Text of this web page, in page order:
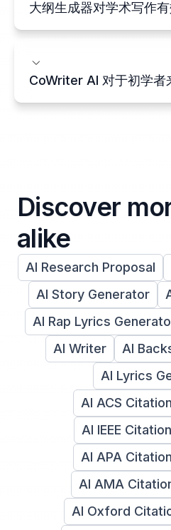
大纲生成器对学术写作有
CoWriter AI 对于初学者
Discover
alike
AI Research Proposal
AI Story Generator
AI Rap Lyrics
AI Writer
AI
AI Lyrics
AI ACS
AI IEEE
AI APA
AI AMA
AI Oxford